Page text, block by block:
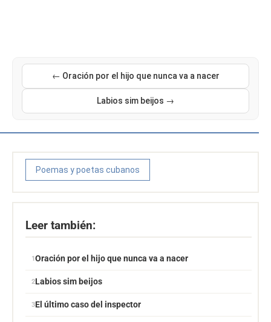
← Oración por el hijo que nunca va a nacer
Labios sim beijos →
Poemas y poetas cubanos
Leer también:
Oración por el hijo que nunca va a nacer
Labios sim beijos
El último caso del inspector